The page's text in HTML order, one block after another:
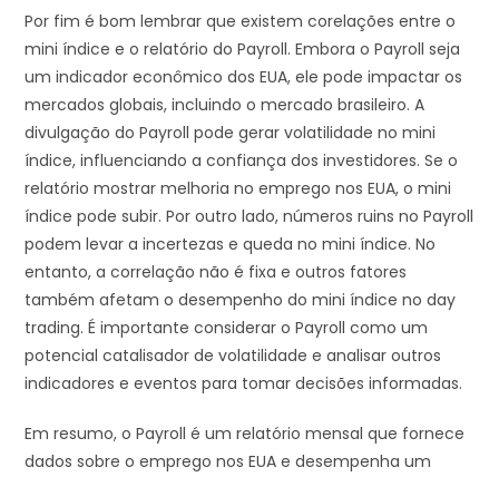
Por fim é bom lembrar que existem corelações entre o
mini índice e o relatório do Payroll. Embora o Payroll seja
um indicador econômico dos EUA, ele pode impactar os
mercados globais, incluindo o mercado brasileiro. A
divulgação do Payroll pode gerar volatilidade no mini
índice, influenciando a confiança dos investidores. Se o
relatório mostrar melhoria no emprego nos EUA, o mini
índice pode subir. Por outro lado, números ruins no Payroll
podem levar a incertezas e queda no mini índice. No
entanto, a correlação não é fixa e outros fatores
também afetam o desempenho do mini índice no day
trading. É importante considerar o Payroll como um
potencial catalisador de volatilidade e analisar outros
indicadores e eventos para tomar decisões informadas.
Em resumo, o Payroll é um relatório mensal que fornece
dados sobre o emprego nos EUA e desempenha um